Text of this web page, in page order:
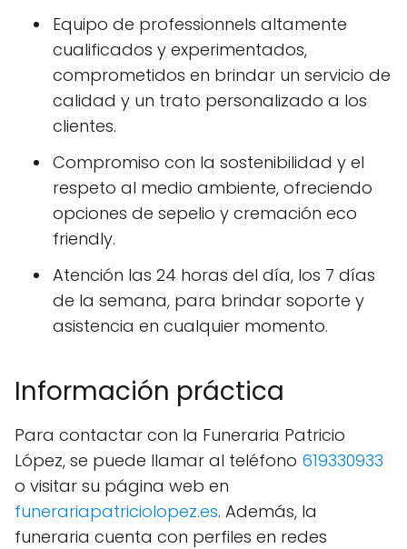
Equipo de professionnels altamente
cualificados y experimentados,
comprometidos en brindar un servicio de
calidad y un trato personalizado a los
clientes.
Compromiso con la sostenibilidad y el
respeto al medio ambiente, ofreciendo
opciones de sepelio y cremación eco
friendly.
Atención las 24 horas del día, los 7 días
de la semana, para brindar soporte y
asistencia en cualquier momento.
Información práctica
Para contactar con la Funeraria Patricio
López, se puede llamar al teléfono 619330933
o visitar su página web en
funerariapatriciolopez.es. Además, la
funeraria cuenta con perfiles en redes